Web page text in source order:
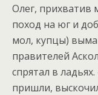
Олег, прихватив
поход на юг и
мол, купцы)
правителей
спрятал в
пришли,